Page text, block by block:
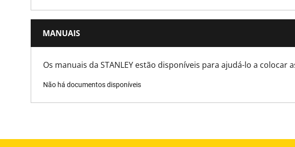
MANUAIS
Os manuais da STANLEY estão disponíveis para ajudá-lo a
Não há documentos disponíveis